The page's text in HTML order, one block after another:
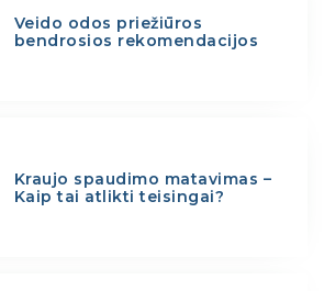
Veido odos priežiūros
bendrosios rekomendacijos
Kraujo spaudimo matavimas –
Kaip tai atlikti teisingai?